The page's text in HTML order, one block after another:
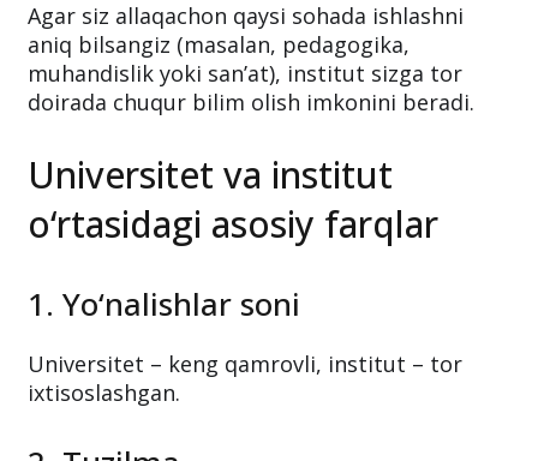
Agar siz allaqachon qaysi sohada ishlashni
aniq bilsangiz (masalan, pedagogika,
muhandislik yoki san’at), institut sizga tor
doirada chuqur bilim olish imkonini beradi.
Universitet va institut
o‘rtasidagi asosiy farqlar
1. Yo‘nalishlar soni
Universitet – keng qamrovli, institut – tor
ixtisoslashgan.